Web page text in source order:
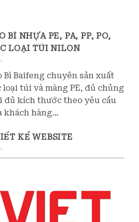
BÌ NHỰA PE, PA, PP, PO,
LOẠI TÚI NILON
Bì Baifeng chuyên sản xuất
loại túi và màng PE, đủ chủng
đủ kích thước theo yêu cầu
khách hàng…
KẾ WEBSITE